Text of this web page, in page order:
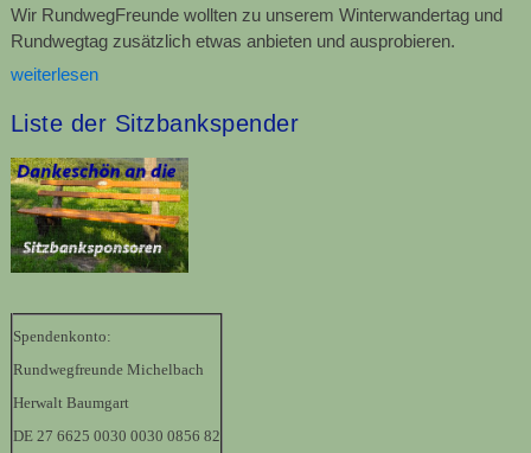
Wir RundwegFreunde wollten zu unserem Winterwandertag und
Rundwegtag zusätzlich etwas anbieten und ausprobieren.
weiterlesen
Liste der Sitzbankspender
Spendenkonto:
Rundwegfreunde Michelbach
Herwalt Baumgart
DE 27 6625 0030 0030 0856 82